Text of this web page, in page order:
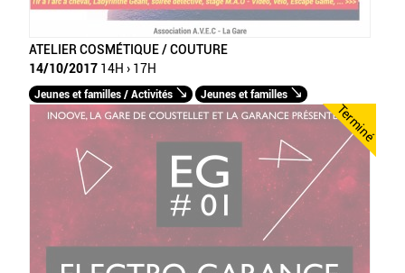
ATELIER COSMÉTIQUE / COUTURE
14/10/2017 14H › 17H
Jeunes et familles / Activités Jeunes et familles
Terminé